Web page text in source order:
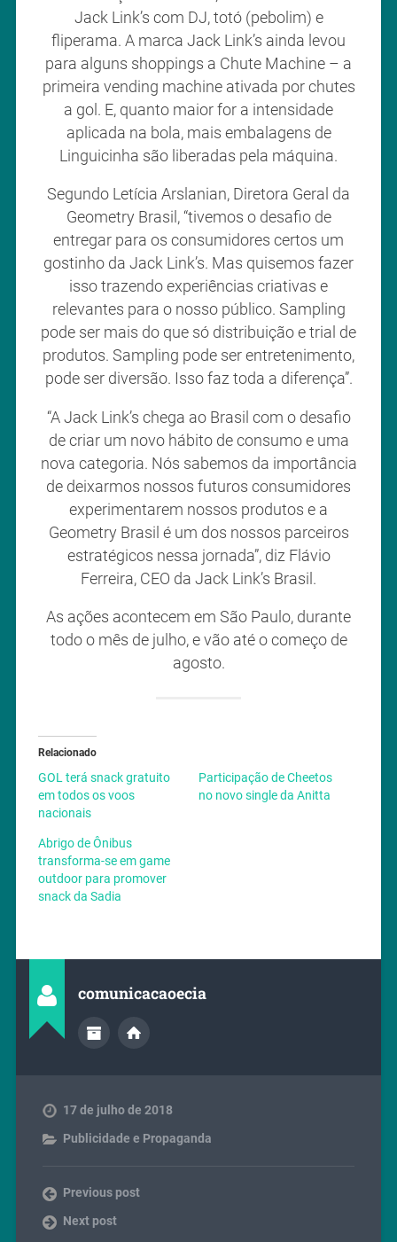
Jack Link’s com DJ, totó (pebolim) e
fliperama. A marca Jack Link’s ainda levou
para alguns shoppings a Chute Machine – a
primeira vending machine ativada por chutes
a gol. E, quanto maior for a intensidade
aplicada na bola, mais embalagens de
Linguicinha são liberadas pela máquina.
Segundo Letícia Arslanian, Diretora Geral da
Geometry Brasil, “tivemos o desafio de
entregar para os consumidores certos um
gostinho da Jack Link’s. Mas quisemos fazer
isso trazendo experiências criativas e
relevantes para o nosso público. Sampling
pode ser mais do que só distribuição e trial de
produtos. Sampling pode ser entretenimento,
pode ser diversão. Isso faz toda a diferença”.
“A Jack Link’s chega ao Brasil com o desafio
de criar um novo hábito de consumo e uma
nova categoria. Nós sabemos da importância
de deixarmos nossos futuros consumidores
experimentarem nossos produtos e a
Geometry Brasil é um dos nossos parceiros
estratégicos nessa jornada”, diz Flávio
Ferreira, CEO da Jack Link’s Brasil.
As ações acontecem em São Paulo, durante
todo o mês de julho, e vão até o começo de
agosto.
Relacionado
GOL terá snack gratuito
em todos os voos
nacionais
Participação de Cheetos
no novo single da Anitta
Abrigo de Ônibus
transforma-se em game
outdoor para promover
snack da Sadia
comunicacaoecia
17 de julho de 2018
Publicidade e Propaganda
Previous post
Next post